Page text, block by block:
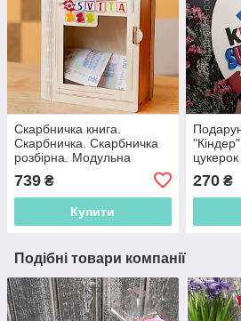
Скарбничка книга.
Скарбничка. Скарбничка
розбірна. Модульна
Копилка
739 ₴
Купити
270₴
Подібні товари компанії